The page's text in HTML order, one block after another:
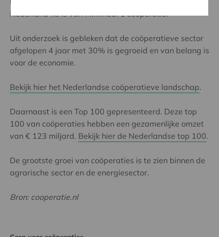
Nederland lid is van minimaal 1 coöperatie.
Uit onderzoek is gebleken dat de coöperatieve sector
afgelopen 4 jaar met 30% is gegroeid en van belang is
voor de economie.
Bekijk hier het Nederlandse coöperatieve landschap.
Daarnaast is een Top 100 gepresenteerd. Deze top
100 van coöperaties hebben een gezamenlijke omzet
van € 123 miljard. Bekijk hier de Nederlandse top 100.
De grootste groei van coöperaties is te zien binnen de
agrarische sector en de energiesector.
Bron: cooperatie.nl